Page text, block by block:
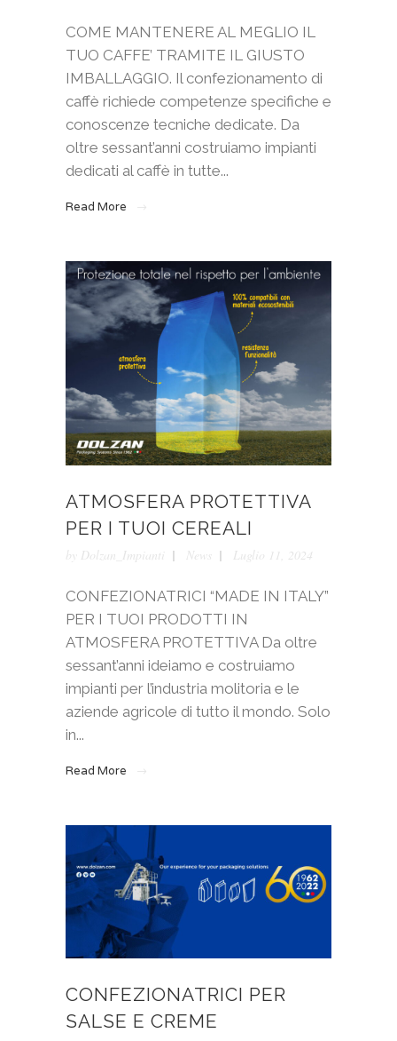
COME MANTENERE AL MEGLIO IL
TUO CAFFE’ TRAMITE IL GIUSTO
IMBALLAGGIO. Il confezionamento di
caffè richiede competenze specifiche e
conoscenze tecniche dedicate. Da
oltre sessant’anni costruiamo impianti
dedicati al caffè in tutte...
Read More
ATMOSFERA PROTETTIVA
PER I TUOI CEREALI
by Dolzan_Impianti News Luglio 11, 2024
CONFEZIONATRICI “MADE IN ITALY”
PER I TUOI PRODOTTI IN
ATMOSFERA PROTETTIVA Da oltre
sessant’anni ideiamo e costruiamo
impianti per l’industria molitoria e le
aziende agricole di tutto il mondo. Solo
in...
Read More
CONFEZIONATRICI PER
SALSE E CREME